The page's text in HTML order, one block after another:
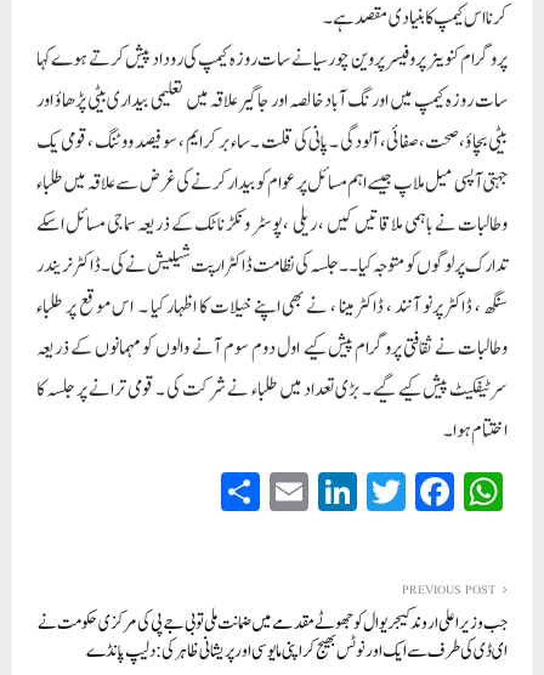
کرنا اس کیمپ کا بنیادی مقصد ہے ۔
پروگرام کنوینر پروفیسر پروین چورسیا نے سات روزہ کیمپ کی روداد پیش کرتے ہوے کہا
سات روزہ کیمپ میں اورنگ آباد خالصہ اور جاگیر علاقہ میں تعلیمی بیداری بیٹی پڑھاؤ اور
بیٹی بچاؤ ،صحت، صفائی ، آلودگی ۔ پانی کی قلت ۔ ساءبر کرایم ، سو فیصد ووٹنگ ، قومی یک
جہتی آپسی میل ملاپ جیسے اہم مسائل پر عوام کو بیدار کرنے کی غرض سے علاقہ میں طلباء
وطالبات نے باہمی ملاقاتیں کیں ، ریلی ،پوسٹر و نکڑ ناٹک کے ذریعہ سماجی مسائل اسکے
تدارک پر لوگوں کو متوجہ کیا ۔۔ جلسہ کی نظامت ڈاکٹر ارپت شیلیش نے کی ۔ڈاکٹرنریندر
سنگھ ، ڈاکٹر پرنو آنند ، ڈاکٹر مینا ، نے بھی اپنے خیلات کا اظہار کیا ۔ اس موقع پر طلباء
وطالبات نے ثقافتی پروگرام پیش کیے اول دوم سوم آنے والوں کو مہمانوں کے ذریعہ
سرٹیفکیٹ پیش کیے گیے ۔ بڑی تعداد میں طلباء نے شرکت کی ۔ قومی ترانے پر جلسہ کا
اختتام ہوا ۔
W
ha
A
pp
Fa
ce
ok
T
wi
r
Li
nk
In
E
m
PREVIOUS POST
جب وزیر اعلی اروند کیجریوال کو جھوٹے مقدمے میں ضمانت ملی تو بی جے پی کی مرکزی حکومت نے
ای ڈی کی طرف سے ایک اور نوٹس بھیج کر اپنی مایوسی اور پریشانی ظاہر کی: دلیپ پانڈے